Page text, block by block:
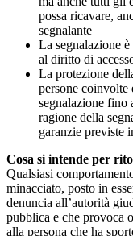
possa ricavare,
segnalante
La segnalazione
al diritto di
La protezione
persone coinvolte
segnalazione fino
ragione della
garanzie previste
Cosa si intende per
Qualsiasi
minacciato, posto in
denuncia all’autorità
pubblica e che provoca
alla persona che ha